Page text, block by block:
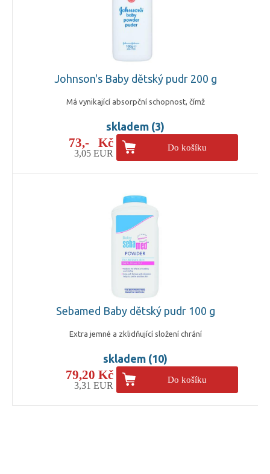
Johnson's Baby dětský pudr 200 g
Má vynikající absorpční schopnost, čímž
skladem (3)
73,- Kč
3,05 EUR
Do košíku
Sebamed Baby dětský pudr 100 g
Extra jemné a zklidňující složení chrání
skladem (10)
79,20 Kč
3,31 EUR
Do košíku